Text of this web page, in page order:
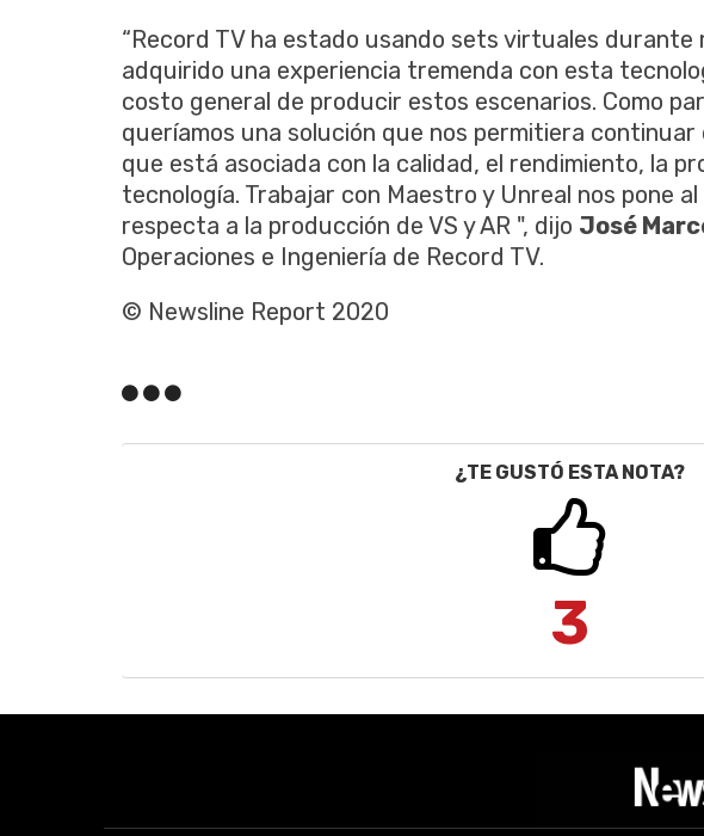
“Record TV ha estado usando sets virtuales durante
adquirido una experiencia tremenda con esta
costo general de producir estos escenarios. Como
queríamos una solución que nos permitiera
que está asociada con la calidad, el rendimiento, la
tecnología. Trabajar con Maestro y Unreal nos pone
respecta a la producción de VS y AR ", dijo José
Operaciones e Ingeniería de Record TV.
© Newsline Report 2020
¿TE GUSTÓ ESTA NOTA?
3